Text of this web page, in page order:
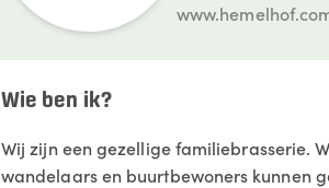
Wie ben ik?
Wij zijn een gezellige familiebrasserie.
wandelaars en buurtbewoners kunnen